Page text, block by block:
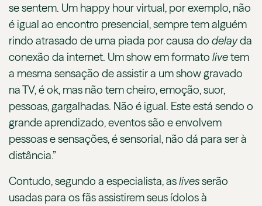
se sentem. Um happy hour virtual, por exemplo, não
é igual ao encontro presencial, sempre tem alguém
rindo atrasado de uma piada por causa do delayda
conexão da internet. Um show em formato livetem
a mesma sensação de assistir a um show gravado
na TV, é ok, mas não tem cheiro, emoção, suor,
pessoas, gargalhadas. Não é igual. Este está sendo o
grande aprendizado, eventos são e envolvem
pessoas e sensações, é sensorial, não dá para ser à
distância.”
Contudo, segundo a especialista, aslivesserão
usadas para os fãs assistirem seus ídolos à